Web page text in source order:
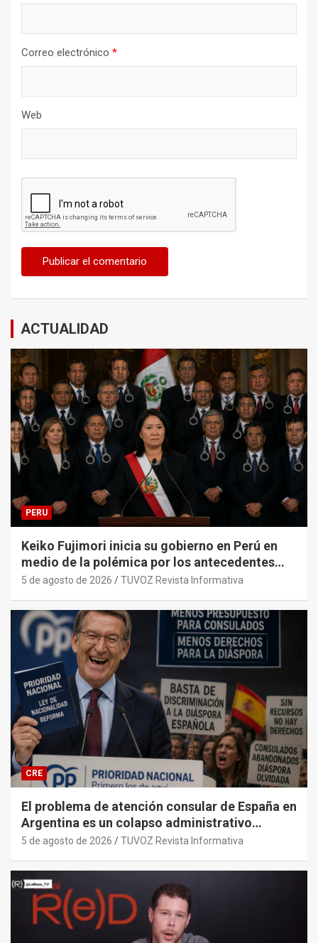
Correo electrónico *
Web
ACTUALIDAD
PERU
Keiko Fujimori inicia su gobierno en Perú en
medio de la polémica por los antecedentes
penales de su primer gabinete ministerial.
5 de agosto de 2026 TUVOZ Revista Informativa
CRE
El problema de atención consular de España en
Argentina es un colapso administrativo
histórico y sistémico provocado por el PP y
5 de agosto de 2026 TUVOZ Revista Informativa